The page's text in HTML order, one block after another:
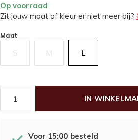
Op voorraad
Zit jouw maat of kleur er niet meer bij?
Maat
S M L
IN
Voor 15:00 besteld